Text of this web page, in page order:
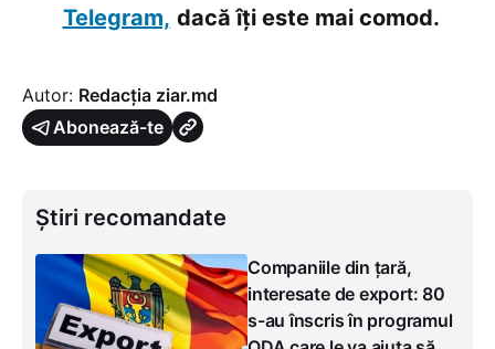
Telegram, dacă îți este mai comod.
Autor: Redacția ziar.md
Abonează-te
Știri recomandate
Companiile din țară,
interesate de export: 80
s-au înscris în programul